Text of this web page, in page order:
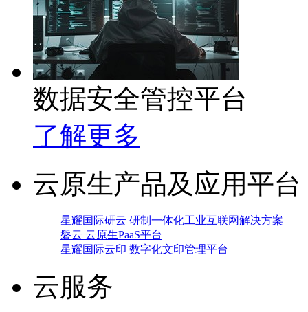
数据安全管控平台
了解更多
云原生产品及应用平台
星耀国际研云 研制一体化工业互联网解决方案
磐云 云原生PaaS平台
星耀国际云印 数字化文印管理平台
云服务